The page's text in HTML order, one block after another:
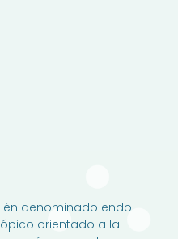
denominado endo-
orientado a la